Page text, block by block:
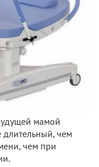
мамой
длительный, чем
чем при